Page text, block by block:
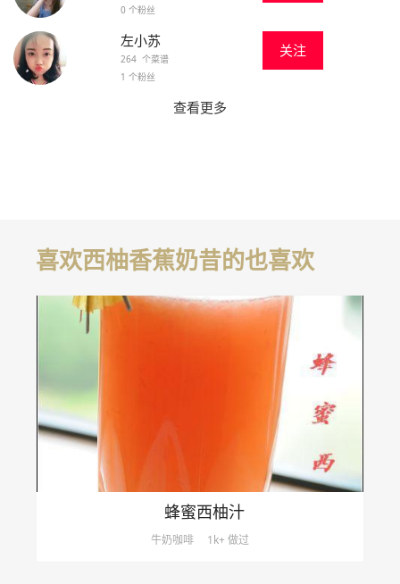
0 个粉丝
左小苏
264 个菜谱
1 个粉丝
关注
查看更多
喜欢西柚香蕉奶昔的也喜欢
蜂蜜西柚汁
牛奶咖啡 1k+ 做过